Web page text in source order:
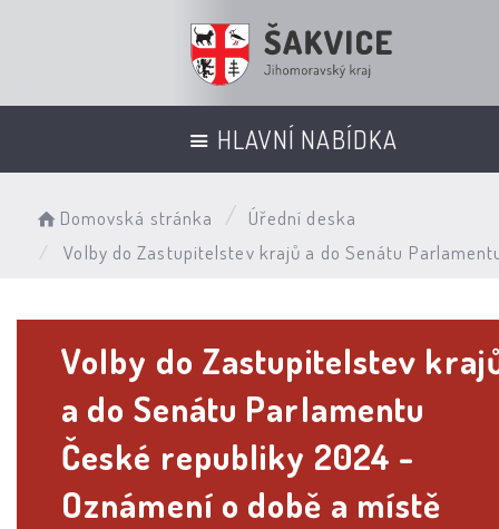
HLAVNÍ NABÍDKA
Domovská stránka
Úřední deska
Volby do Zastupitelstev krajů a do Senátu
Volby do Zastupitelstev
a do Senátu Parlamentu
České republiky 2024 -
Oznámení o době a místě